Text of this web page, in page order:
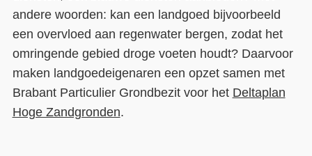
andere woorden: kan een landgoed bijvoorbeeld
een overvloed aan regenwater bergen, zodat het
omringende gebied droge voeten houdt? Daarvoor
maken landgoedeigenaren een opzet samen met
Brabant Particulier Grondbezit voor het Deltaplan
Hoge Zandgronden.